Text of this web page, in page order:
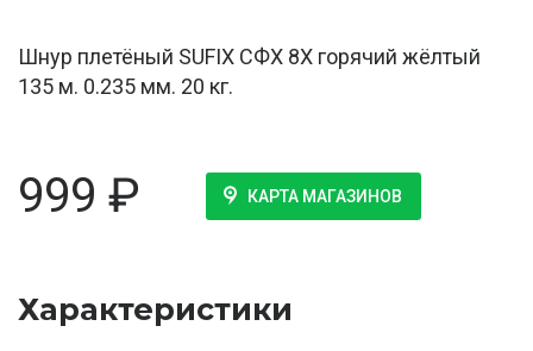
Шнур плетёный SUFIX СФХ 8Х горячий жёлтый
135 м. 0.235 мм. 20 кг.
999 ₽ КАРТА МАГАЗИНОВ
Характеристики